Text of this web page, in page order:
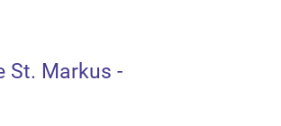
St. Markus -